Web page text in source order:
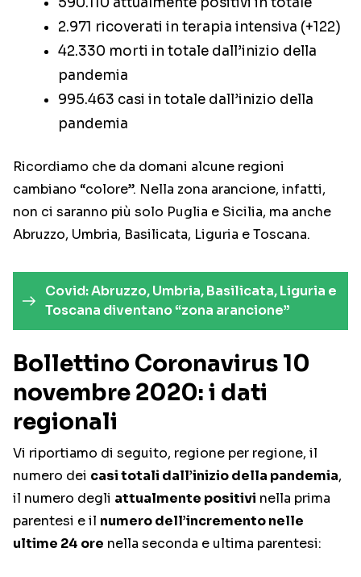
2.971 ricoverati in terapia intensiva (+122)
42.330 morti in totale dall’inizio della
pandemia
995.463 casi in totale dall’inizio della
pandemia
Ricordiamo che da domani alcune regioni
cambiano “colore”. Nella zona arancione, infatti,
non ci saranno più solo Puglia e Sicilia, ma anche
Abruzzo, Umbria, Basilicata, Liguria e Toscana.
Covid: Abruzzo, Umbria, Basilicata, Liguria e
Toscana diventano “zona arancione”
Bollettino Coronavirus 10
novembre 2020: i dati
regionali
Vi riportiamo di seguito, regione per regione, il
numero dei casi totali dall’inizio della pandemia,
il numero degli attualmente positivi nella prima
parentesi e il numero dell’incremento nelle
ultime 24 ore nella seconda e ultima parentesi: